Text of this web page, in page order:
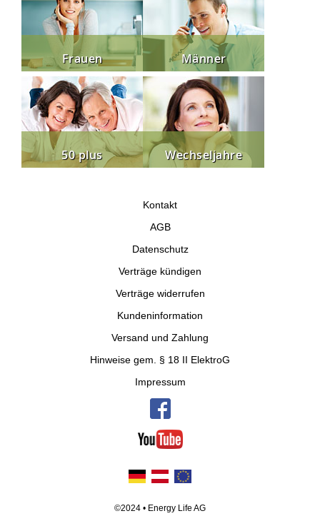
Frauen Männer
50 plus Wechseljahre
Kontakt
AGB
Datenschutz
Verträge kündigen
Verträge widerrufen
Kundeninformation
Versand und Zahlung
Hinweise gem. § 18 II ElektroG
Impressum
©2024 • Energy Life AG